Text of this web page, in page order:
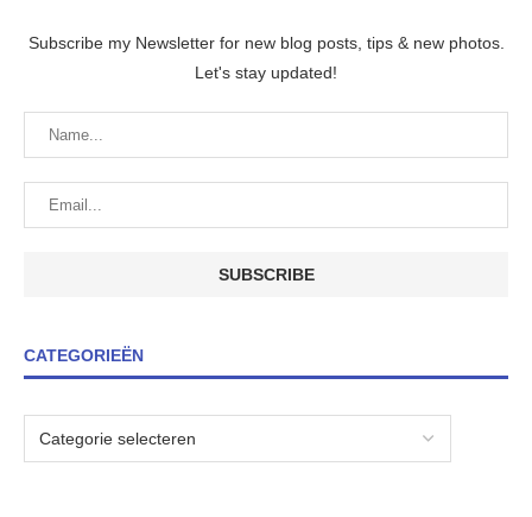
Subscribe my Newsletter for new blog posts, tips & new photos.
Let's stay updated!
CATEGORIEËN